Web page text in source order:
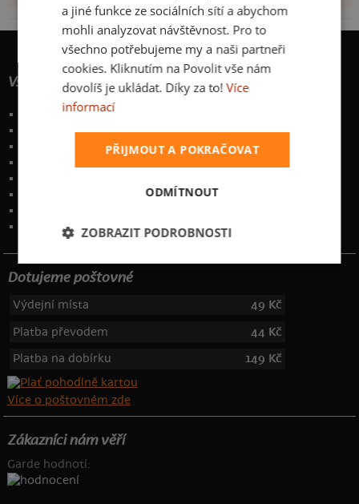
Vše o nákupu
Poštovné a způsoby doručení
Garance výměny či vrácení
Ochrana osobních údajů
Telefon: 355 455 192
Dotujeme poštovné
Výdejní místa
49 Kč
Platba převodem
44 Kč
Platba na dobírku
149 Kč
Více o poštovném zde
Zákazníci nám věří
Garde hodnotí:
a jiné funkce ze sociálních sítí a abychom
mohli analyzovat návštěvnost. Pro to
všechno potřebujeme my a naši partneři
cookies. Kliknutím na Povolit vše nám
dovolíš je ukládat. Díky za to! Více
informací
PŘIJMOUT A POKRAČOVAT
ODMÍTNOUT
ZOBRAZIT PODROBNOSTI